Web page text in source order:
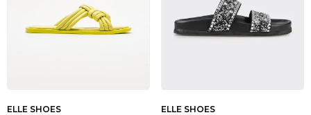
ELLE SHOES ELLE SHOES